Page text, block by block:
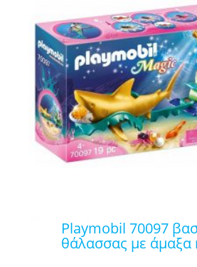
playmobil 70097 βασιλιάς της
θάλασσας με άμαξα